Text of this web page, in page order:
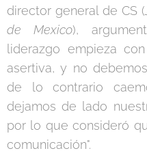
director general de CS (
de Mexico),
liderazgo empieza
asertiva, y no
de lo contrario
dejamos de lado
por lo que consideró
comunicación".